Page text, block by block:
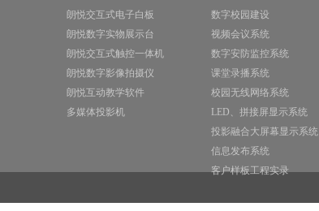
朗悦交互式电子白板
朗悦数字实物展示台
朗悦交互式触控一体机
朗悦数字影像拍摄仪
朗悦互动教学软件
多媒体投影机
数字校园建设
视频会议系统
数字安防监控系统
课堂录播系统
校园无线网络系统
LED、拼接屏显示系统
投影融合大屏幕显示系统
信息发布系统
客户样板工程实录